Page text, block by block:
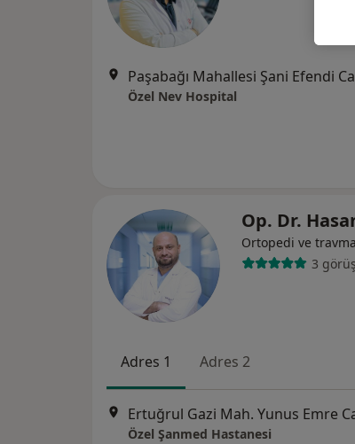
Özel Nev Hospital
Op. Dr.
Ortopedi ve
3 görüş
Adres 1 Adres 2
Özel Şanmed Hastanesi